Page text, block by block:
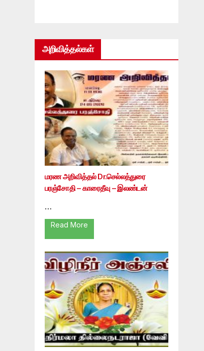
அறிவித்தல்கள்
மரண அறிவித்தல் Dr.செல்லத்துரை
பரஞ்சோதி – காரைதீவு – இலண்டன்
…
Read More